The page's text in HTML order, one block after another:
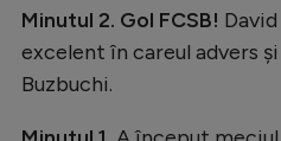
Minutul 2. Gol FCSB!
excelent în careul advers
Buzbuchi.